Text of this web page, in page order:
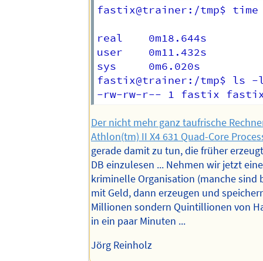
fastix@trainer:/tmp$
real    0m18.644s
user    0m11.432s
sys     0m6.020s
fastix@trainer:/tmp$ ls
Der nicht mehr ganz taufrische
Athlon(tm) II X4 631 Quad-Core
gerade damit zu tun, die früher
DB einzulesen ... Nehmen wir jetzt
kriminelle Organisation (manche sind
mit Geld, dann erzeugen und
Millionen sondern Quintillionen von
in ein paar Minuten ...
Jörg Reinholz